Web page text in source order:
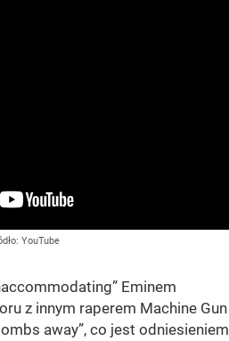
YouTube
Eminem
z innym raperem Machine Gun
away”, co jest odniesieniem